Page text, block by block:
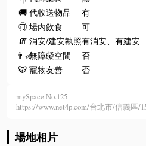
🚚 代收送物品
有
🉑 場內飲食
可
🧯 消安/建安執照有消安、有建安
👨‍🦽無障礙空間
否
🐯 寵物友善 否
mySpace No.125
https://www.net4p.com/台北市/信義區/
場地相片